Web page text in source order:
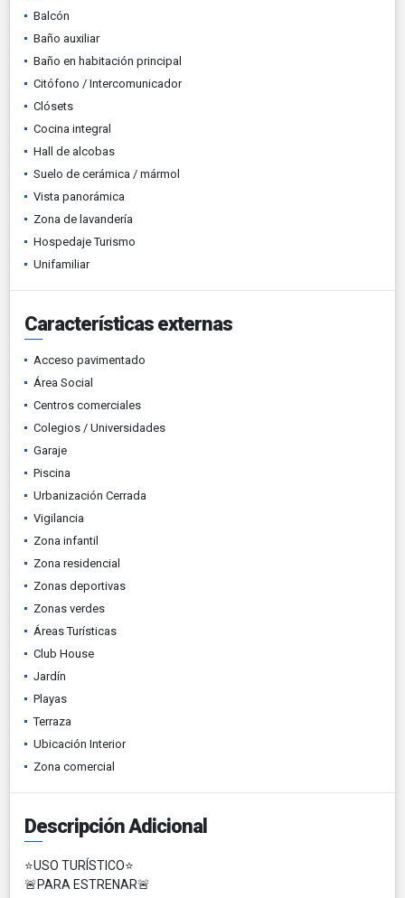
Balcón
Baño auxiliar
Baño en habitación principal
Citófono / Intercomunicador
Clósets
Cocina integral
Hall de alcobas
Suelo de cerámica / mármol
Vista panorámica
Zona de lavandería
Hospedaje Turismo
Unifamiliar
Características externas
Acceso pavimentado
Área Social
Centros comerciales
Colegios / Universidades
Garaje
Piscina
Urbanización Cerrada
Vigilancia
Zona infantil
Zona residencial
Zonas deportivas
Zonas verdes
Áreas Turísticas
Club House
Jardín
Playas
Terraza
Ubicación Interior
Zona comercial
Descripción Adicional
⭐️USO TURÍSTICO⭐️
🚨PARA ESTRENAR🚨